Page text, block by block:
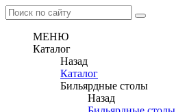
МЕНЮ
Каталог
Назад
Каталог
Бильярдные столы
Назад